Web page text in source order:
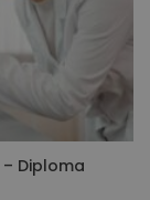
Diploma